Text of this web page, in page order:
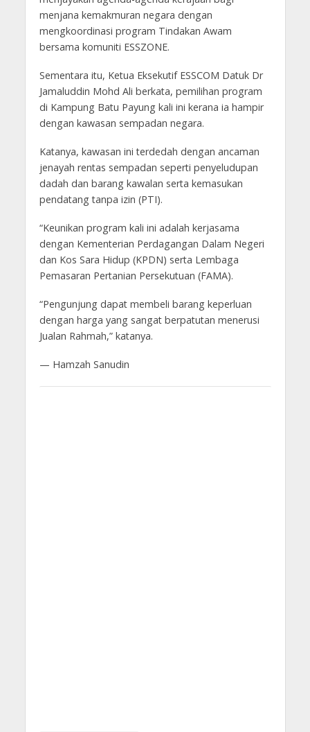
menjana kemakmuran negara dengan
mengkoordinasi program Tindakan Awam
bersama komuniti ESSZONE.
Sementara itu, Ketua Eksekutif ESSCOM Datuk Dr
Jamaluddin Mohd Ali berkata, pemilihan program
di Kampung Batu Payung kali ini kerana ia hampir
dengan kawasan sempadan negara.
Katanya, kawasan ini terdedah dengan ancaman
jenayah rentas sempadan seperti penyeludupan
dadah dan barang kawalan serta kemasukan
pendatang tanpa izin (PTI).
“Keunikan program kali ini adalah kerjasama
dengan Kementerian Perdagangan Dalam Negeri
dan Kos Sara Hidup (KPDN) serta Lembaga
Pemasaran Pertanian Persekutuan (FAMA).
“Pengunjung dapat membeli barang keperluan
dengan harga yang sangat berpatutan menerusi
Jualan Rahmah,” katanya.
— Hamzah Sanudin